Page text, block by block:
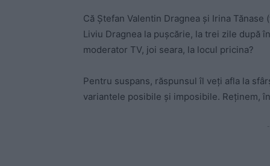
Că Ștefan Valentin Dragnea și Irina
Liviu Dragnea la pușcărie, la trei zile după
moderator TV, joi seara, la locul pricina?
Pentru suspans, răspunsul îl veți afla la
variantele posibile și imposibile. Reținem,